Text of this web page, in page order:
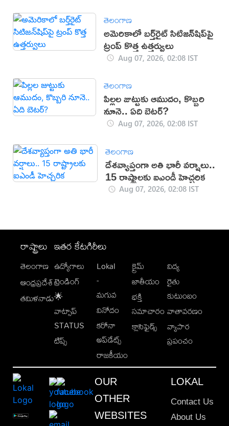
తెలంగాణ
అమెరికాలో బర్త్‌రైట్ సిటిజన్‌షిప్‌పై
ట్రంప్ కొత్త ఉత్తర్వులు
Aug 07, 2026, 02:08 IST
తెలంగాణ
పిల్లల జుట్టుకు ఆముదం, కొబ్బరి
నూనె.. ఏది బెటర్?
Aug 07, 2026, 02:08 IST
తెలంగాణ
దేశవ్యాప్తంగా అతి భారీ వర్షాలు..
15 రాష్ట్రాలకు ఐఎండీ హెచ్చరిక
Aug 07, 2026, 02:08 IST
రాష్ట్రాలు
తెలంగాణ
ఆంధ్రప్రదేశ్
తమిళనాడు
ఇతర కేటగిరీలు
ఉద్యోగాలు
ట్రెండింగ్
🌟
వాట్సాప్
STATUS
టిప్స్
Lokal
-
మగువ
వినోదం
కరోనా
అప్‌డేట్స్
రాజకీయం
క్రైమ్
జాతీయం
భక్తి
సమాచారం
క్లాసిఫైడ్స్
విద్య
రైతు
కుటుంబం
వాతావరణం
వ్యాపార
ప్రపంచం
OUR
OTHER
WEBSITES
LOKAL
Contact Us
About Us